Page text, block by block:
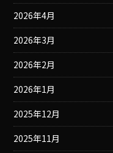
2026年4月
2026年3月
2026年2月
2026年1月
2025年12月
2025年11月